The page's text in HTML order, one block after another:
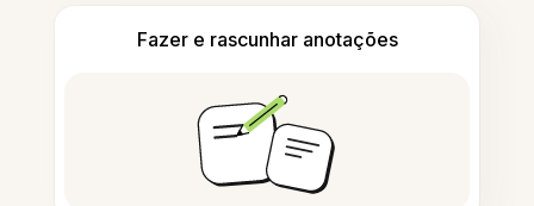
Fazer e rascunhar anotações